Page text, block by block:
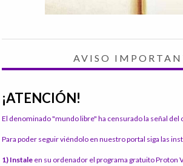
AVISO
¡ATENCIÓN!
El denominado "mundo libre" ha censurado la señal del
Para poder seguir viéndolo en nuestro portal siga las
1) Instale en su ordenador el programa gratuito Proton